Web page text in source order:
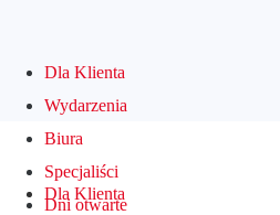
Dla Klienta
Wydarzenia
Biura
Specjaliści
Dni otwarte
Dla Klienta